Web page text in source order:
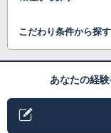
こだわり条件から探す
あなたの経